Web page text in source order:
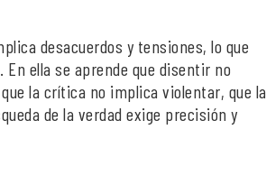
desacuerdos y tensiones, lo que
ella se aprende que disentir no
la crítica no implica violentar, que la
de la verdad exige precisión y